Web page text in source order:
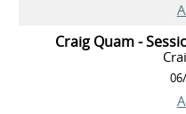
Craig Quam -